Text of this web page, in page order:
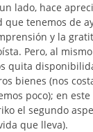
lado, hace
que tenemos de
y la
Pero, al
quita
bienes (nos
poco); en
el segundo
que lleva).